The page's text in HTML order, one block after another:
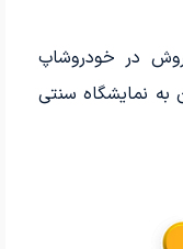
در خودروشاپ
به نمایشگاه سنتی